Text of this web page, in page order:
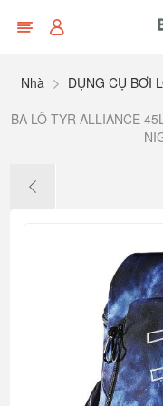
Nhà DỤNG CỤ BƠI
BA LÔ TYR ALLIANCE